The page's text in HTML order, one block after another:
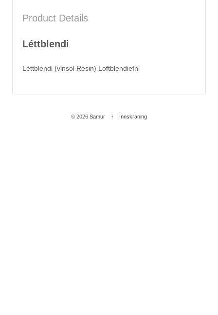
Product Details
Léttblendi
Léttblendi (vinsol Resin) Loftblendiefni
© 2026 Samur ↑ Innskraning